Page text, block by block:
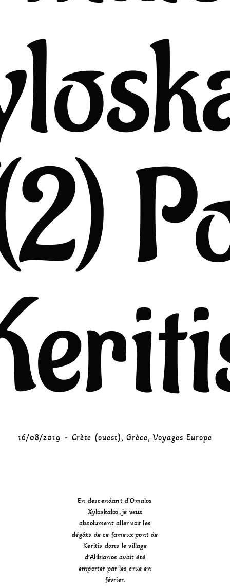
16/08/2019 Crète (ouest), Grèce, Voyages Europe
En descendant d’Omalos
Xyloskalos, je veux
absolument aller voir les
dégâts de ce fameux pont de
Keritis dans le village
d’Alikianos avait été
emporter par les crue en
février.